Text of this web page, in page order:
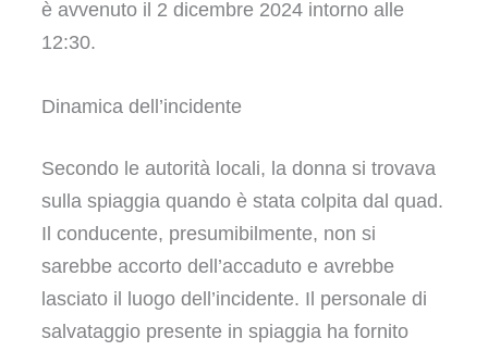
è avvenuto il 2 dicembre 2024 intorno alle
12:30.
Dinamica dell’incidente
Secondo le autorità locali, la donna si trovava
sulla spiaggia quando è stata colpita dal quad.
Il conducente, presumibilmente, non si
sarebbe accorto dell’accaduto e avrebbe
lasciato il luogo dell’incidente. Il personale di
salvataggio presente in spiaggia ha fornito